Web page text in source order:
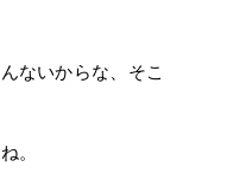
ないからな、そこ
。